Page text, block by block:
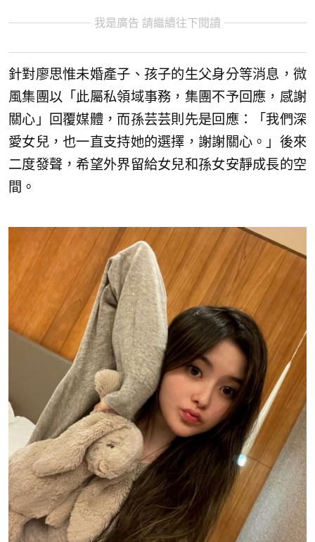
我是廣告 請繼續往下閱讀
針對廖思惟未婚產子、孩子的生父身分等消息，微
風集團以「此屬私領域事務，集團不予回應，感謝
關心」回覆媒體，而孫芸芸則先是回應：「我們深
愛女兒，也一直支持她的選擇，謝謝關心。」後來
二度發聲，希望外界留給女兒和孫女安靜成長的空
間。